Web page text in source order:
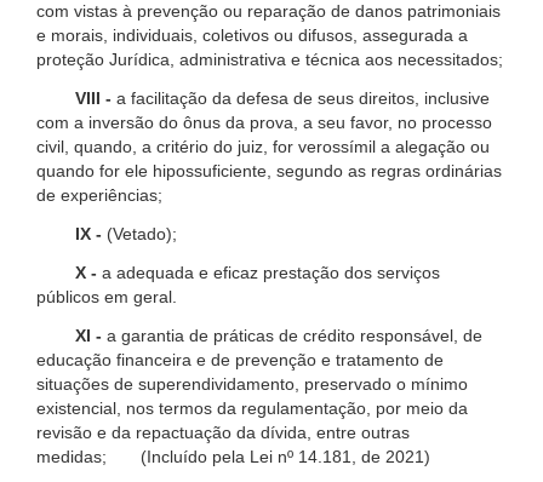
com vistas à prevenção ou reparação de danos patrimoniais
e morais, individuais, coletivos ou difusos, assegurada a
proteção Jurídica, administrativa e técnica aos necessitados;
VIII - a facilitação da defesa de seus direitos, inclusive
com a inversão do ônus da prova, a seu favor, no processo
civil, quando, a critério do juiz, for verossímil a alegação ou
quando for ele hipossuficiente, segundo as regras ordinárias
de experiências;
IX - (Vetado);
X - a adequada e eficaz prestação dos serviços
públicos em geral.
XI - a garantia de práticas de crédito responsável, de
educação financeira e de prevenção e tratamento de
situações de superendividamento, preservado o mínimo
existencial, nos termos da regulamentação, por meio da
revisão e da repactuação da dívida, entre outras
medidas; (Incluído pela Lei nº 14.181, de 2021)